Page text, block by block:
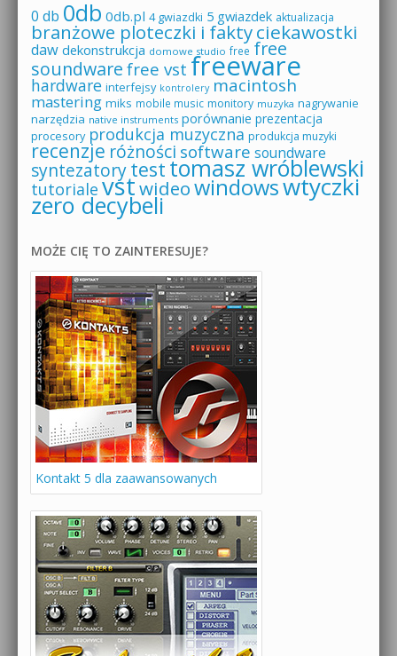
0 db 0db 0db.pl 4 gwiazdki 5 gwiazdek aktualizacja
branżowe ploteczki i faktyciekawostki
daw dekonstrukcja domowe studio free free
soundware free vst freeware
hardware interfejsy kontrolery macintosh
mastering miks mobile music monitory muzyka nagrywanie
narzędzia native instruments porównanie prezentacja
procesory produkcja muzyczna produkcja muzyki
recenzje różności software soundware
syntezatorytesttomasz wróblewski
tutoriale vstwideowindowswtyczki
zero decybeli
MOŻE CIĘ TO ZAINTERESUJE?
Kontakt 5 dla zaawansowanych